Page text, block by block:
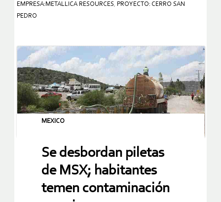
EMPRESA:METALLICA RESOURCES, PROYECTO: CERRO SAN
PEDRO
MEXICO
Se desbordan piletas
de MSX; habitantes
temen contaminación